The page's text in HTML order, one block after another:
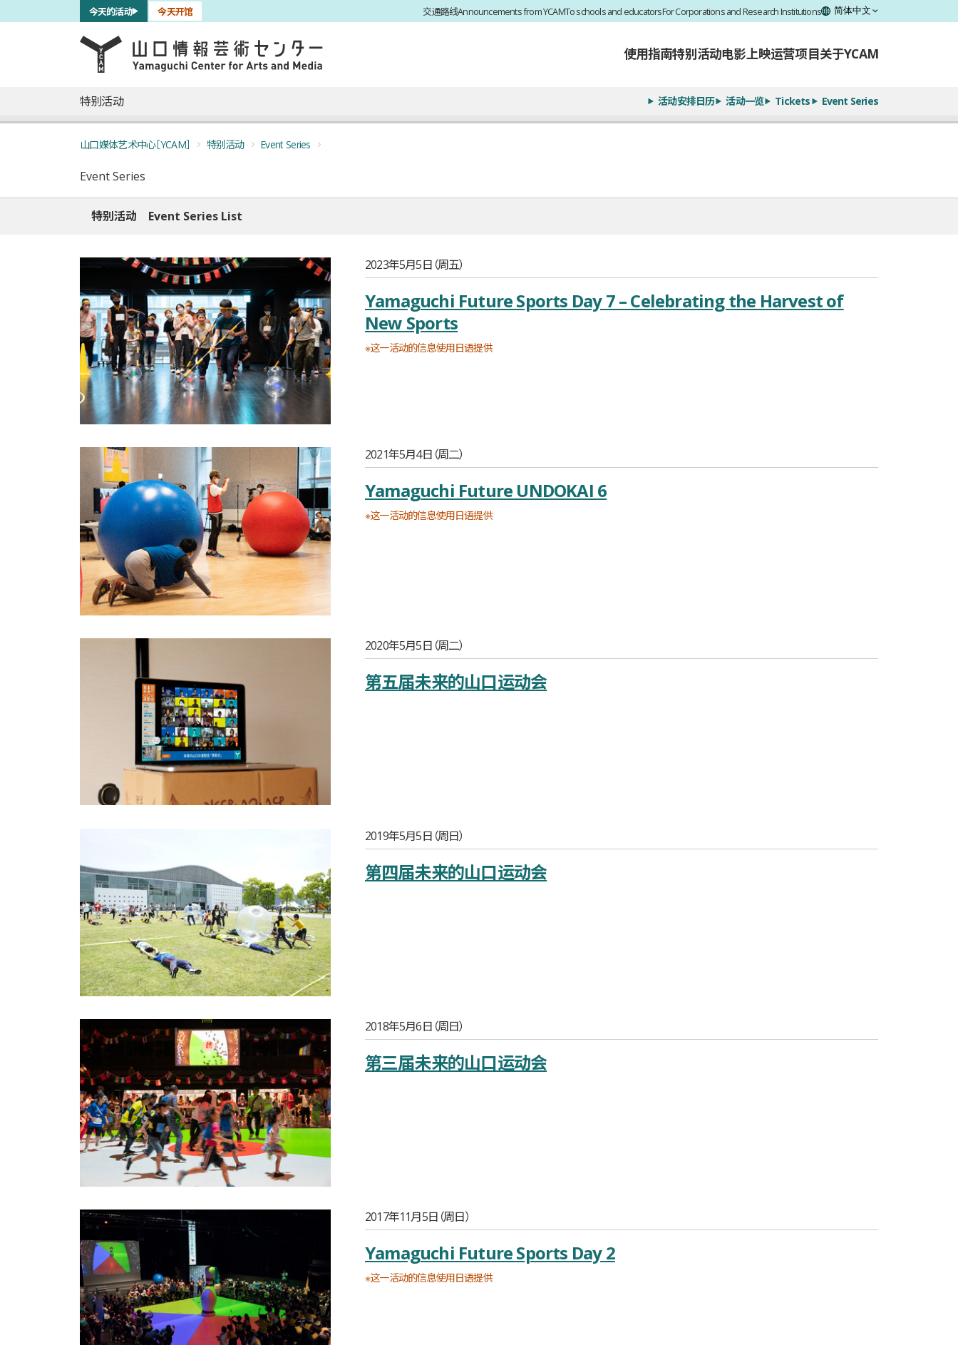
skip to main content今天开馆
今天的活动 交通路线Announcements from YCAMTo schools and educatorsFor Corporations and Research Institutions
言語を切り替える
メインナビゲーション
使用指南特别活动电影上映运营项目关于YCAM
特别活动 活动安排日历 活动一览 Tickets Event Series
山口媒体艺术中心［YCAM］ 特别活动 Event Series
Event Series
特别活动 Event Series List
特别活动 2023年5月5日（周五）
Yamaguchi Future Sports Day 7 – Celebrating the Harvest of
New Sports
※这一活动的信息使用日语提供
2021年5月4日（周二）
Yamaguchi Future UNDOKAI 6
※这一活动的信息使用日语提供
2020年5月5日（周二）
第五届未来的山口运动会
2019年5月5日（周日）
第四届未来的山口运动会
2018年5月6日（周日）
第三届未来的山口运动会
2017年11月5日（周日）
Yamaguchi Future Sports Day 2
※这一活动的信息使用日语提供